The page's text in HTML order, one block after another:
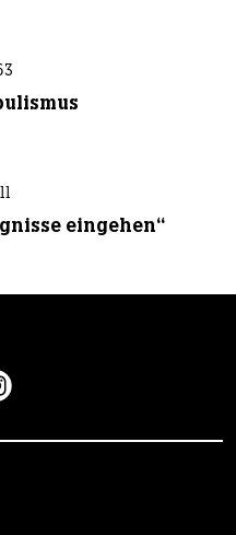
eingehen“